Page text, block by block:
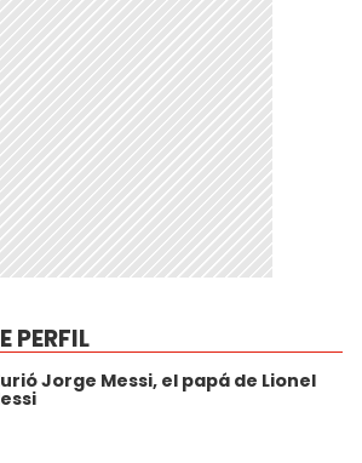
PERFIL
Jorge Messi, el papá de Lionel